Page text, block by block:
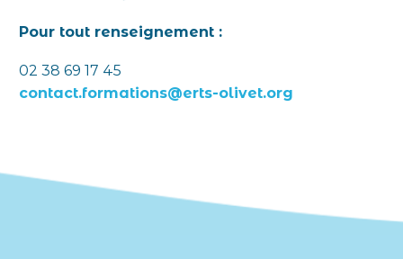
Pour tout renseignement :
02 38 69 17 45
contact.formations@erts-olivet.org